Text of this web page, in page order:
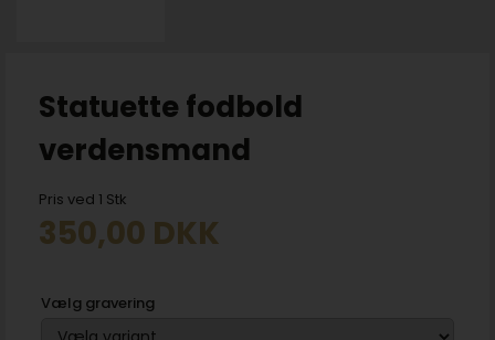
Statuette fodbold
verdensmand
Pris ved 1 Stk
350,00 DKK
Vælg gravering